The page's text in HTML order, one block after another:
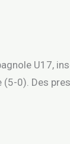
U17,
(5-0). Des